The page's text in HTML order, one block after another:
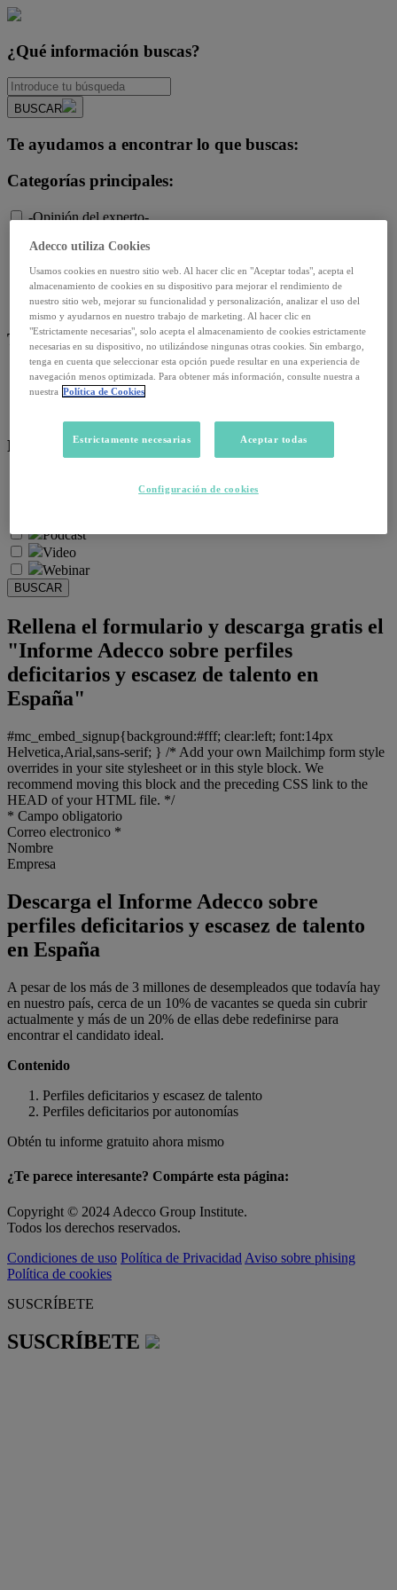
¿Qué información buscas?
BUSCAR
Te ayudamos a encontrar lo que buscas:
Categorías principales:
-Opinión del experto-
Empleo y relaciones laborales
Futuro del trabajo y tecnología
Salud y prevención
Talento y formación
Temas de actualidad:
Reformas laborales
Reskilling y upskilling
Recursos:
Podcast
Video
Webinar
BUSCAR
Rellena el formulario y descarga gratis el
"Informe Adecco sobre perfiles
deficitarios y escasez de talento en
España"
#mc_embed_signup{background:#fff; clear:left; font:14px
Helvetica,Arial,sans-serif; } /* Add your own Mailchimp form style
overrides in your site stylesheet or in this style block. We
recommend moving this block and the preceding CSS link to the
HEAD of your HTML file. */
* Campo obligatorio
Correo electronico *
Nombre
Empresa
Descarga el Informe Adecco sobre
perfiles deficitarios y escasez de talento
en España
A pesar de los más de 3 millones de desempleados que todavía hay
en nuestro país, cerca de un 10% de vacantes se queda sin cubrir
actualmente y más de un 20% de ellas debe redefinirse para
encontrar el candidato ideal.
Contenido
Perfiles deficitarios y escasez de talento
Perfiles deficitarios por autonomías
Obtén tu informe gratuito ahora mismo
¿Te parece interesante? Compárte esta página:
Copyright © 2024 Adecco Group Institute.
Todos los derechos reservados.
Condiciones de uso Política de Privacidad Aviso sobre phising
Política de cookies
SUSCRÍBETE
SUSCRÍBETE
Adecco utiliza Cookies
Usamos cookies en nuestro sitio web. Al hacer clic en "Aceptar todas", acepta el
almacenamiento de cookies en su dispositivo para mejorar el rendimiento de
nuestro sitio web, mejorar su funcionalidad y personalización, analizar el uso del
mismo y ayudarnos en nuestro trabajo de marketing. Al hacer clic en
"Estrictamente necesarias", solo acepta el almacenamiento de cookies estrictamente
necesarias en su dispositivo, no utilizándose ningunas otras cookies. Sin embargo,
tenga en cuenta que seleccionar esta opción puede resultar en una experiencia de
navegación menos optimizada. Para obtener más información, consulte nuestra a
nuestra Política de Cookies
Estrictamente necesarias Aceptar todas
Configuración de cookies